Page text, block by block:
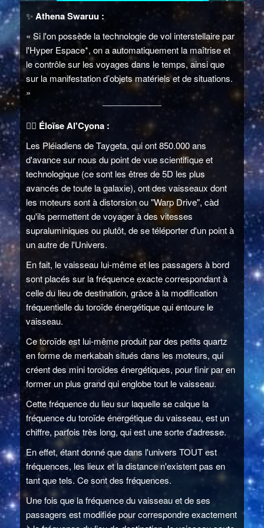
✨Athena Swaruu :
« Si l'on possède la technologie de vol interstellaire par
l'Hyper Espace*, on a automatiquement la maîtrise et
le contrôle sur les voyages dans le temps, ainsi que
sur la manifestation d’objets matériels et de situations.
»
👱‍♀️ Éloïse Al'Cyona :
Les Pléiadiens de Taygeta, qui ont 850.000 ans
d'avance sur nous du point de vue scientifique et
technologique (ce sont les êtres de 5D les plus
avancés de toute la galaxie), ont des vaisseaux dont
les moteurs sont à distorsion ou "Warp Drive", càd
qu'ils permettent de voyager à des vitesses
supraluminiques ou plutôt, de se téléporter d'un point à
un autre de l'Univers.
En fait, le vaisseau lui-même et les passagers à bord
sont placés sur la fréquence exacte correspondant à
celle du lieu de destination, grâce à la modification
fréquentielle du toroïde énergétique qui entoure le
vaisseau.
Ce toroïde est lui-même produit par des petits quartz
en forme de merkabah situés dans les moteurs, qui
créent des mini toroïdes énergétiques, pour finir par en
former un plus grand qui englobe tout le vaisseau.
Cette fréquence du lieu sur laquelle se calque la
fréquence du toroïde énergétique du vaisseau, est un
chiffre, parfois très long, qui est une sorte d'adresse.
En effet, étant donné que dans l'univers TOUT est
fréquences, les lieux et la distance n'existent pas en
tant que tels. Ce sont des fréquences.
Une fois que la fréquence du vaisseau et de ses
passagers est modifiée pour correspondre exactement